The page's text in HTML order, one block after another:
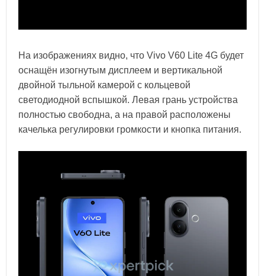
На изображениях видно, что Vivo V60 Lite 4G будет
оснащён изогнутым дисплеем и вертикальной
двойной тыльной камерой с кольцевой
светодиодной вспышкой. Левая грань устройства
полностью свободна, а на правой расположены
качелька регулировки громкости и кнопка питания.